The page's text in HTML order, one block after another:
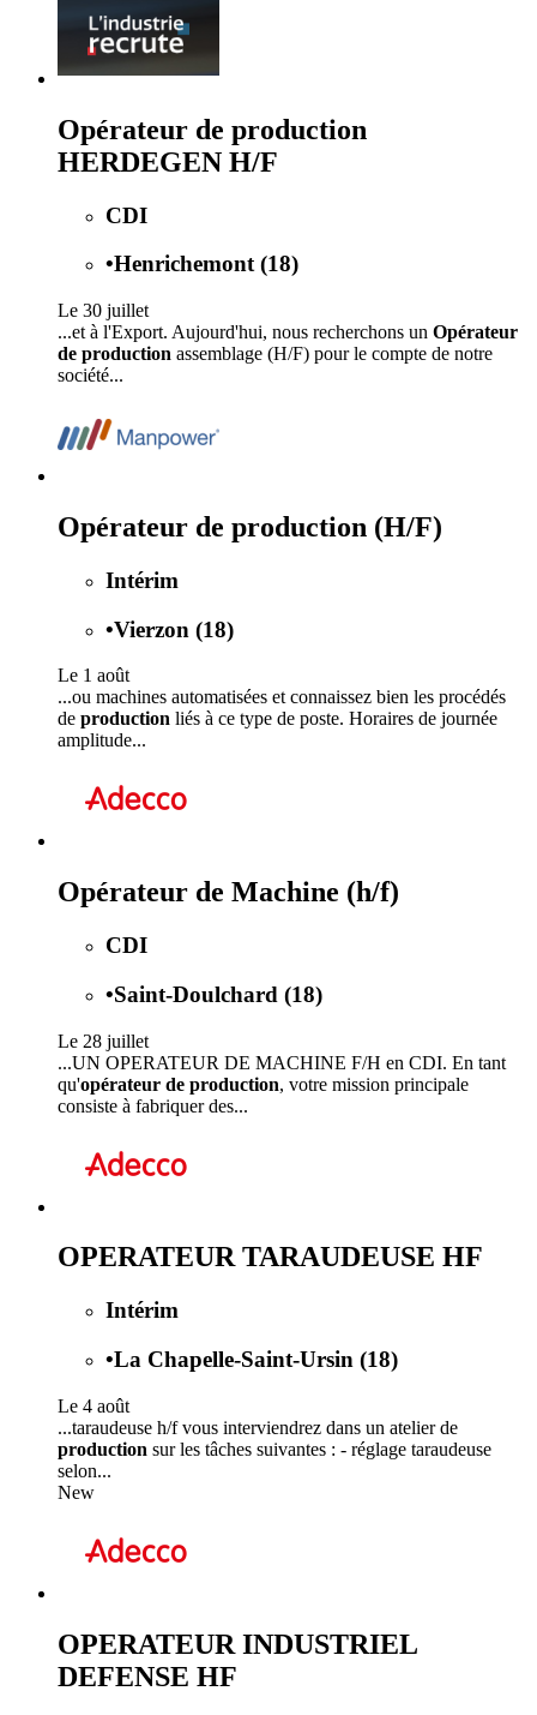
Opérateur de production
HERDEGEN H/F
CDI
•Henrichemont (18)
Le 30 juillet
...et à l'Export. Aujourd'hui, nous recherchons un Opérateur
de production assemblage (H/F) pour le compte de notre
société...
Opérateur de production (H/F)
Intérim
•Vierzon (18)
Le 1 août
...ou machines automatisées et connaissez bien les procédés
de production liés à ce type de poste. Horaires de journée
amplitude...
Opérateur de Machine (h/f)
CDI
•Saint-Doulchard (18)
Le 28 juillet
...UN OPERATEUR DE MACHINE F/H en CDI. En tant
qu'opérateur de production, votre mission principale
consiste à fabriquer des...
OPERATEUR TARAUDEUSE HF
Intérim
•La Chapelle-Saint-Ursin (18)
Le 4 août
...taraudeuse h/f vous interviendrez dans un atelier de
production sur les tâches suivantes : - réglage taraudeuse
selon...
New
OPERATEUR INDUSTRIEL
DEFENSE HF